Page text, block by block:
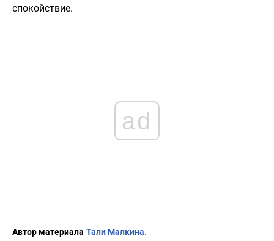
спокойствие.
ad
Автор материала Тали Малкина.